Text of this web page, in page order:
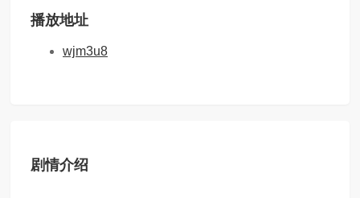
播放地址
wjm3u8
剧情介绍